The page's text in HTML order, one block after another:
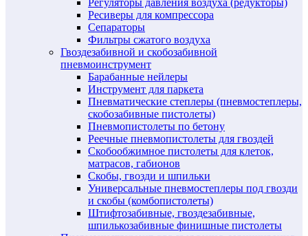
Ресиверы для компрессора
Сепараторы
Фильтры сжатого воздуха
Гвоздезабивной и скобозабивной
пневмоинструмент
Барабанные нейлеры
Инструмент для паркета
Пневматические степлеры (пневмостеплеры,
скобозабивные пистолеты)
Пневмопистолеты по бетону
Реечные пневмопистолеты для гвоздей
Скобообжимное пистолеты для клеток,
матрасов, габионов
Скобы, гвозди и шпильки
Универсальные пневмостеплеры под гвозди
и скобы (комбопистолеты)
Штифтозабивные, гвоздезабивные,
шпилькозабивные финишные пистолеты